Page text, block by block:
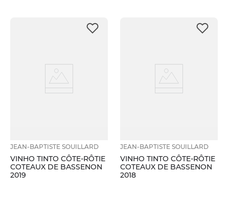
JEAN-BAPTISTE SOUILLARD
VINHO TINTO CÔTE-RÔTIE
COTEAUX DE BASSENON
2019
JEAN-BAPTISTE SOUILLARD
VINHO TINTO CÔTE-RÔTIE
COTEAUX DE BASSENON
2018